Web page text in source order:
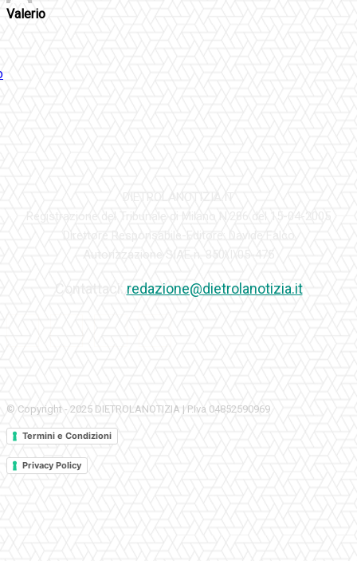
Valerio
redazione@dietrolanotizia.it
© Copyright - 2025 DIETROLANOTIZIA | P.Iva 04852590969
Termini e Condizioni
Privacy Policy